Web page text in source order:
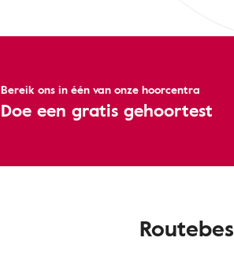
Bereik ons ​​in één van onze hoorcentra
Doe een gratis gehoortest